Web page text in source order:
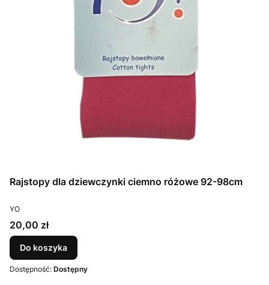
Rajstopy dla dziewczynki ciemno różowe 92-98cm
PRODUCENT
YO
Cena
20,00 zł
Do koszyka
Dostępność: Dostępny